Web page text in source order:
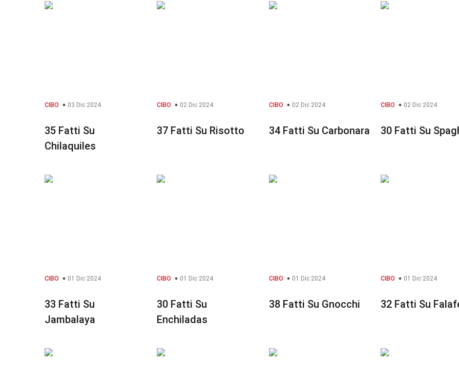
CIBO 03 Dic 2024
35 Fatti Su
Chilaquiles
CIBO 02 Dic 2024
37 Fatti Su Risotto
CIBO 02 Dic 2024
34 Fatti Su Carbonara
CIBO 02 Dic 2024
30 Fatti Su
CIBO 01 Dic 2024
33 Fatti Su
Jambalaya
CIBO 01 Dic 2024
30 Fatti Su
Enchiladas
CIBO 01 Dic 2024
38 Fatti Su Gnocchi
CIBO 01 Dic 2024
32 Fatti Su